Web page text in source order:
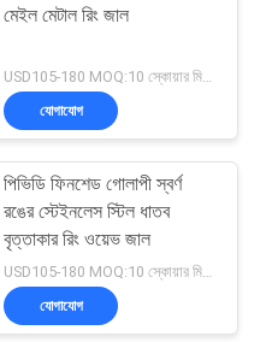
মেইল মেটাল রিং জাল
যোগাযোগ
পিভিডি ফিনশেড গোলাপী স্বর্ণ
রঙের স্টেইনলেস স্টিল ধাতব
বৃত্তাকার রিং ওয়েভ জাল
USD105-180 MOQ:10 স্কোয়ার মিটার
যোগাযোগ